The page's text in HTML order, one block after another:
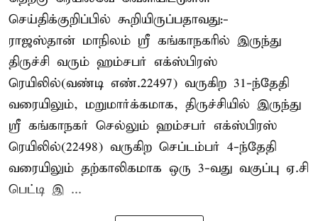
செய்திக்குறிப்பில் கூறியிருப்பதாவது:-
ராஜஸ்தான் மாநிலம் ஸ்ரீ கங்காநகரில் இருந்து
திருச்சி வரும் ஹம்சபர் எக்ஸ்பிரஸ்
ரெயிலில்(வண்டி எண்.22497) வருகிற 31-ந்தேதி
வரையிலும், மறுமார்க்கமாக, திருச்சியில் இருந்து
ஸ்ரீ கங்காநகர் செல்லும் ஹம்சபர் எக்ஸ்பிரஸ்
ரெயிலில்(22498) வருகிற செப்டம்பர் 4-ந்தேதி
வரையிலும் தற்காலிகமாக ஒரு 3-வது வகுப்பு ஏ.சி
பெட்டி இ ...